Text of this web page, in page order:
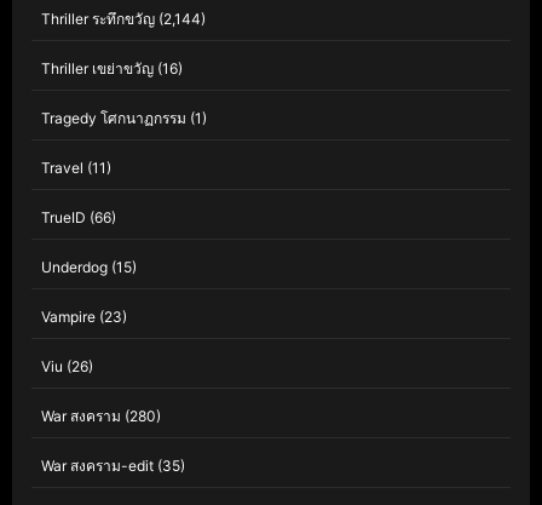
Thriller ระทึกขวัญ (2,144)
Thriller เขย่าขวัญ (16)
Tragedy โศกนาฏกรรม (1)
Travel (11)
TrueID (66)
Underdog (15)
Vampire (23)
Viu (26)
War สงคราม (280)
War สงคราม-edit (35)